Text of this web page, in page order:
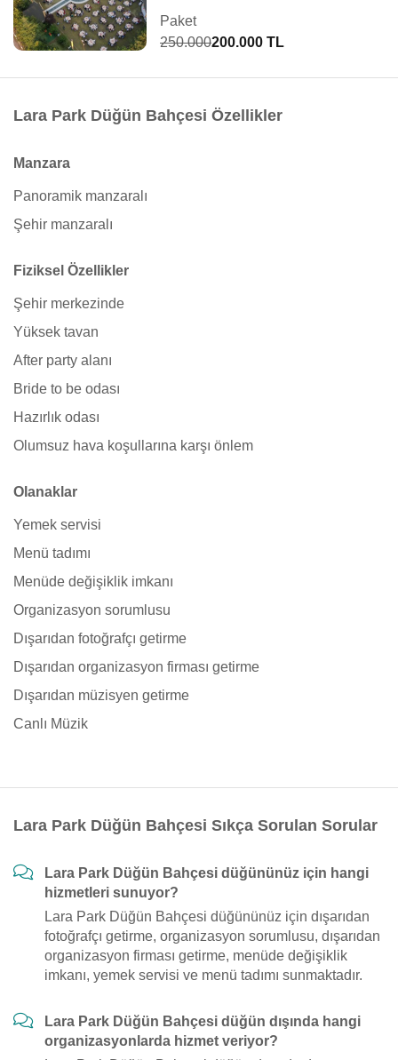
Paket
250.000200.000 TL
Lara Park Düğün Bahçesi Özellikler
Manzara
Panoramik manzaralı
Şehir manzaralı
Fiziksel Özellikler
Şehir merkezinde
Yüksek tavan
After party alanı
Bride to be odası
Hazırlık odası
Olumsuz hava koşullarına karşı önlem
Olanaklar
Yemek servisi
Menü tadımı
Menüde değişiklik imkanı
Organizasyon sorumlusu
Dışarıdan fotoğrafçı getirme
Dışarıdan organizasyon firması getirme
Dışarıdan müzisyen getirme
Canlı Müzik
Lara Park Düğün Bahçesi Sıkça Sorulan Sorular
Lara Park Düğün Bahçesi düğününüz için hangi
hizmetleri sunuyor?
Lara Park Düğün Bahçesi düğününüz için dışarıdan
fotoğrafçı getirme, organizasyon sorumlusu, dışarıdan
organizasyon firması getirme, menüde değişiklik
imkanı, yemek servisi ve menü tadımı sunmaktadır.
Lara Park Düğün Bahçesi düğün dışında hangi
organizasyonlarda hizmet veriyor?